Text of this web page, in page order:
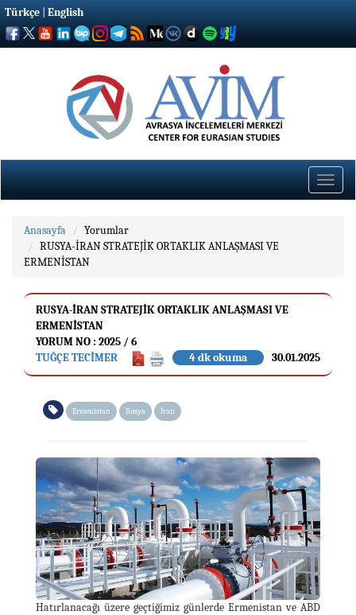
Türkçe English
Toggle
Anasayfa
Yorumlar
RUSYA-İRAN STRATEJİK ORTAKLIK ANLAŞMASI VE
ERMENİSTAN
RUSYA-İRAN STRATEJİK ORTAKLIK ANLAŞMASI VE
ERMENİSTAN
YORUM NO : 2025 / 6
TUĞÇE TECİMER
30.01.2025
4 dk okuma
Ermenistan Rusya İran
Hatırlanacağı üzere geçtiğimiz günlerde Ermenistan ve ABD